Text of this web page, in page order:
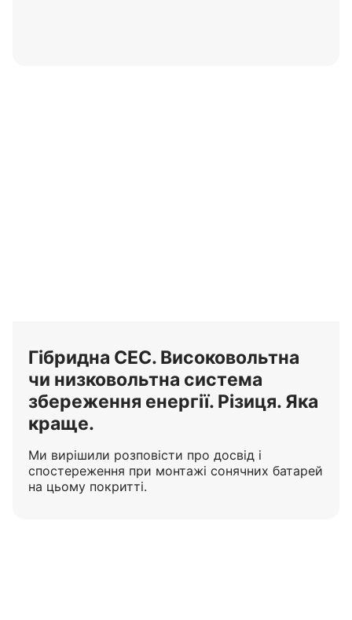
Гібридна СЕС. Високовольтна
чи низковольтна система
збереження енергії. Різиця. Яка
краще.
Ми вирішили розповісти про досвід і
спостереження при монтажі сонячних батарей
на цьому покритті.